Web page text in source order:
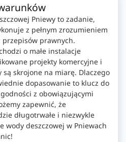
Pniewy to zadanie,
z pełnym zrozumieniem
prawnych.
o małe instalacje
projekty komercyjne i
skrojone na miarę. Dlaczego
dopasowanie to klucz do
z obowiązującymi
zapewnić, że
długotrwałe i niezwykle
wody deszczowej w Pniewach